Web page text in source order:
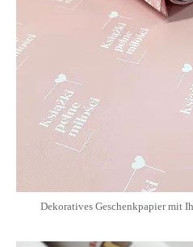
Dekoratives Geschenkpapier mit